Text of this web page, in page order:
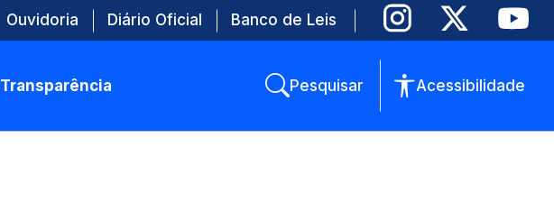
Ouvidoria Diário Oficial Banco de Leis
Transparência Pesquisar Acessibilidade